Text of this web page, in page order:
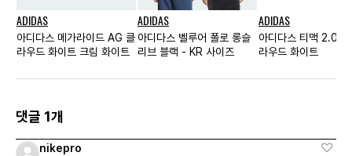
ADIDAS
아디다스 메가라이드 AG 클
라우드 화이트 크림 화이트
ADIDAS
아디다스 벨루어 폴로 롱슬
리브 블랙 - KR 사이즈
ADIDAS
아디다스 티맥 2.0
라우드 화이트
댓글 1개
nikepro